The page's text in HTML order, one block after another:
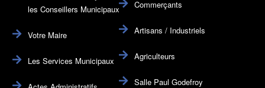
les Conseillers Municipaux
Votre Maire
Les Services Municipaux
Commerçants
Artisans / Industriels
Agriculteurs
Salle Paul Godefroy